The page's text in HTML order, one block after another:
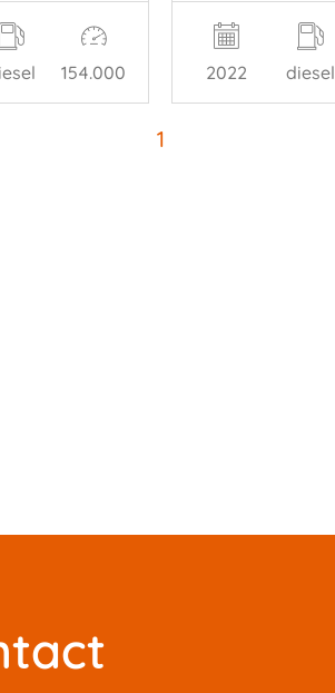
154.000 2022 diesel
1